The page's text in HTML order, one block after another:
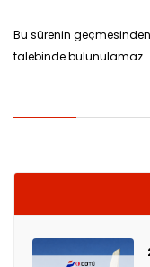
Bu sürenin
talebinde bulunulamaz.